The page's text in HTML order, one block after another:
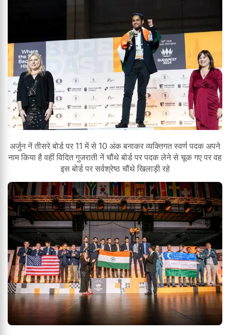
अर्जुन नें तीसरे बोर्ड पर 11 में से 10 अंक बनाकर व्यक्तिगत स्वर्ण पदक अपने
नाम किया है वहीं विदित गुजराती नें चौंथे बोर्ड पर पदक लेने से चूक गए पर वह
इस बोर्ड पर सर्वश्रेष्ठ चौंथे खिलाड़ी रहे